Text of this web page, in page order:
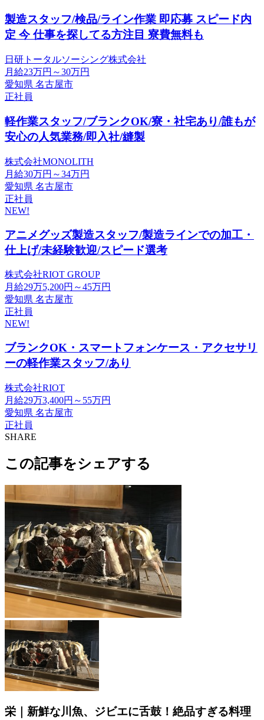
製造スタッフ/検品/ライン作業 即応募 スピード内
定 今 仕事を探してる方注目 寮費無料も
日研トータルソーシング株式会社
月給23万円～30万円
愛知県 名古屋市
正社員
軽作業スタッフ/ブランクOK/寮・社宅あり/誰もが
安心の人気業務/即入社/縫製
株式会社MONOLITH
月給30万円～34万円
愛知県 名古屋市
正社員
NEW!
アニメグッズ製造スタッフ/製造ラインでの加工・
仕上げ/未経験歓迎/スピード選考
株式会社RIOT GROUP
月給29万5,200円～45万円
愛知県 名古屋市
正社員
NEW!
ブランクOK・スマートフォンケース・アクセサリ
ーの軽作業スタッフ/あり
株式会社RIOT
月給29万3,400円～55万円
愛知県 名古屋市
正社員
SHARE
この記事をシェアする
栄｜新鮮な川魚、ジビエに舌鼓！絶品すぎる料理